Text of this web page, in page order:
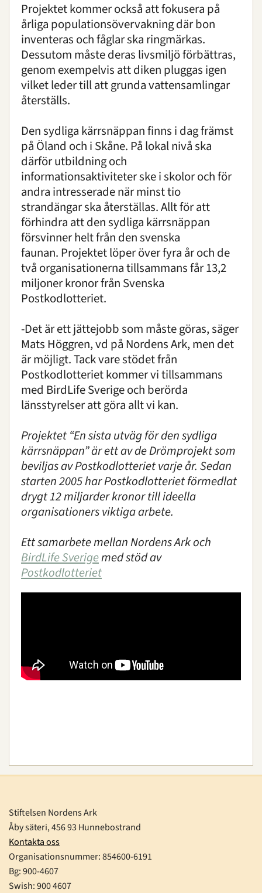
Projektet kommer också att fokusera på
årliga populationsövervakning där bon
inventeras och fåglar ska ringmärkas.
Dessutom måste deras livsmiljö förbättras,
genom exempelvis att diken pluggas igen
vilket leder till att grunda vattensamlingar
återställs.
Den sydliga kärrsnäppan finns i dag främst
på Öland och i Skåne. På lokal nivå ska
därför utbildning och
informationsaktiviteter ske i skolor och för
andra intresserade när minst tio
strandängar ska återställas. Allt för att
förhindra att den sydliga kärrsnäppan
försvinner helt från den svenska
faunan. Projektet löper över fyra år och de
två organisationerna tillsammans får 13,2
miljoner kronor från Svenska
Postkodlotteriet.
-Det är ett jättejobb som måste göras, säger
Mats Höggren, vd på Nordens Ark, men det
är möjligt. Tack vare stödet från
Postkodlotteriet kommer vi tillsammans
med BirdLife Sverige och berörda
länsstyrelser att göra allt vi kan.
Projektet “En sista utväg för den sydliga
kärrsnäppan”är ett av de Drömprojekt som
beviljas av Postkodlotteriet varje år. Sedan
starten 2005 har Postkodlotteriet förmedlat
drygt 12 miljarder kronor till ideella
organisationers viktiga arbete.
Ett samarbete mellan Nordens Ark och
BirdLife Sverigemed stöd av
Postkodlotteriet
Stiftelsen Nordens Ark
Åby säteri, 456 93 Hunnebostrand
Kontakta oss
Organisationsnummer:854600-6191
Bg: 900-4607
Swish: 900 4607